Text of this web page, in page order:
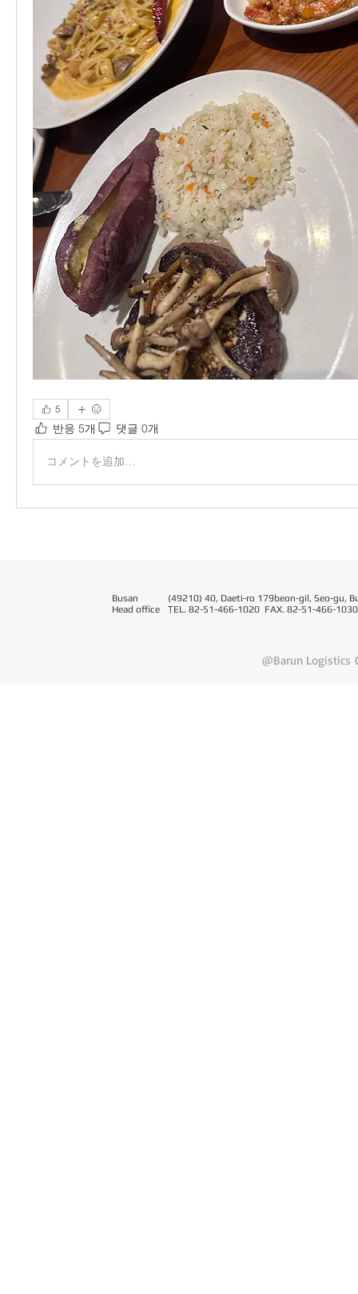
5
반응 5개 댓글 0개
コメントを追加…
Busan
Head office
(49210) 40, Daeti-ro 179beon-gil, Seo-gu,
TEL. 82-51-466-1020 FAX. 82-51-466-1030
@Barun Logistics